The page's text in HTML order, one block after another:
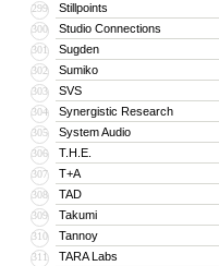
299 Stillpoints
300 Studio Connections
301 Sugden
302 Sumiko
303 SVS
304 Synergistic Research
305 System Audio
306 T.H.E.
307 T+A
308 TAD
309 Takumi
310 Tannoy
311 TARA Labs